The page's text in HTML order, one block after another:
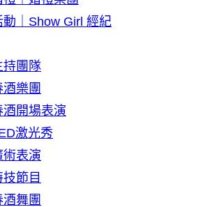
動｜Show Girl 經紀
持團隊
樂團
酒開場表演
激光秀
術表演
節目
舞團